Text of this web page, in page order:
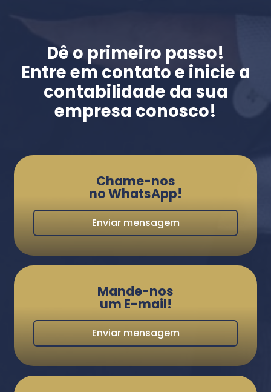
Dê o primeiro passo!
Entre em contato e inicie a
contabilidade da sua
empresa conosco!
Chame-nos
no WhatsApp!
Enviar mensagem
Mande-nos
um E-mail!
Enviar mensagem